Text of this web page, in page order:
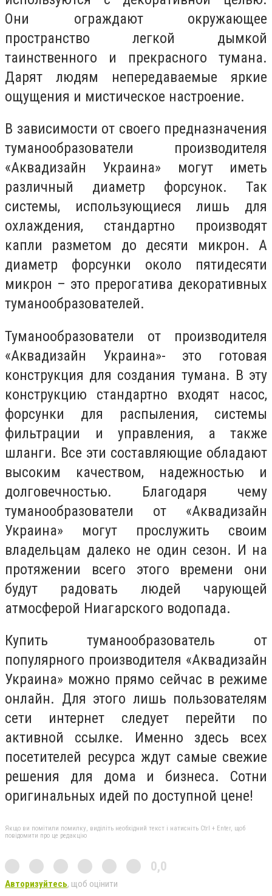
Они ограждают окружающее
пространство легкой дымкой
таинственного и прекрасного тумана.
Дарят людям непередаваемые яркие
ощущения и мистическое настроение.
В зависимости от своего предназначения
туманообразователи производителя
«Аквадизайн Украина» могут иметь
различный диаметр форсунок. Так
системы, использующиеся лишь для
охлаждения, стандартно производят
капли разметом до десяти микрон. А
диаметр форсунки около пятидесяти
микрон – это прерогатива декоративных
туманообразователей.
Туманообразователи от производителя
«Аквадизайн Украина»- это готовая
конструкция для создания тумана. В эту
конструкцию стандартно входят насос,
форсунки для распыления, системы
фильтрации и управления, а также
шланги. Все эти составляющие обладают
высоким качеством, надежностью и
долговечностью. Благодаря чему
туманообразователи от «Аквадизайн
Украина» могут прослужить своим
владельцам далеко не один сезон. И на
протяжении всего этого времени они
будут радовать людей чарующей
атмосферой Ниагарского водопада.
Купить туманообразователь от
популярного производителя «Аквадизайн
Украина» можно прямо сейчас в режиме
онлайн. Для этого лишь пользователям
сети интернет следует перейти по
активной ссылке. Именно здесь всех
посетителей ресурса ждут самые свежие
решения для дома и бизнеса. Сотни
оригинальных идей по доступной цене!
Якщо ви помітили помилку, виділіть необхідний текст і натисніть Ctrl + Enter, щоб
повідомити про це редакцію
0,0
Авторизуйтесь, щоб оцінити